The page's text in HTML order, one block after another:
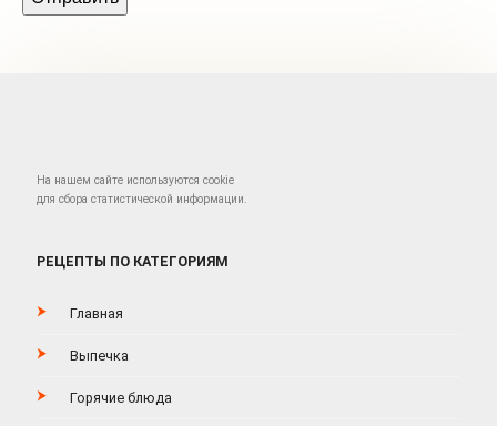
На нашем сайте используются cookie
для сбора статистической информации.
РЕЦЕПТЫ ПО КАТЕГОРИЯМ
Главная
Выпечка
Горячие блюда